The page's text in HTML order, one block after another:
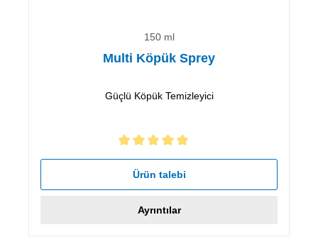
150 ml
Multi Köpük Sprey
Güçlü Köpük Temizleyici
5 yıldız üzerinden 5 ortalama puanı
Ürün talebi
Ayrıntılar